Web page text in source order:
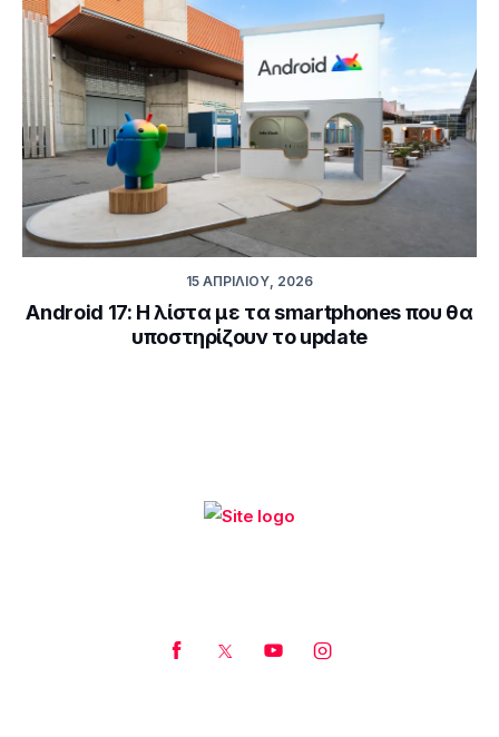
15 ΑΠΡΙΛΊΟΥ, 2026
Android 17: Η λίστα με τα smartphones που θα
υποστηρίζουν το update